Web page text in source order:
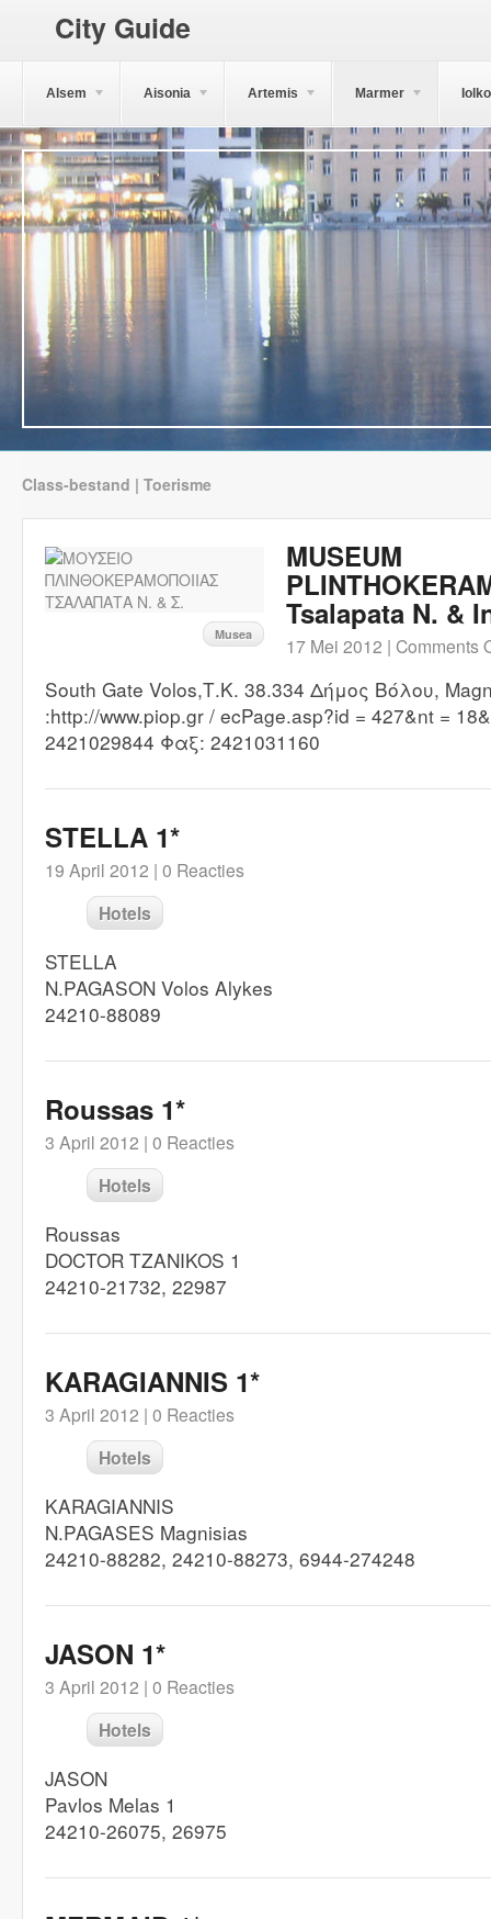
City Guide
Alsem Aisonia Artemis Marmer
Class-bestand | Toerisme
Musea
MUSEUM
Tsalapata N. &
17 Mei 2012 | Comments
South Gate Volos,Τ.Κ. 38.334 Δήμος Βόλου,
:http://www.piop.gr / ecPage.asp?id = 427&nt =
2421029844 Φαξ: 2421031160
STELLA 1*
19 April 2012 | 0 Reacties
Hotels
STELLA
N.PAGASON Volos Alykes
24210-88089
Roussas 1*
3 April 2012 | 0 Reacties
Hotels
Roussas
DOCTOR TZANIKOS 1
24210-21732, 22987
KARAGIANNIS 1*
3 April 2012 | 0 Reacties
Hotels
KARAGIANNIS
N.PAGASES Magnisias
24210-88282, 24210-88273, 6944-274248
JASON 1*
3 April 2012 | 0 Reacties
Hotels
JASON
Pavlos Melas 1
24210-26075, 26975